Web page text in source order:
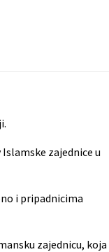
zajednice u
i pripadnicima
zajednicu, koja